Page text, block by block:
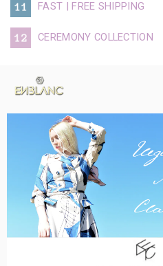
FAST | FREE SHIPPING
CEREMONY COLLECTION